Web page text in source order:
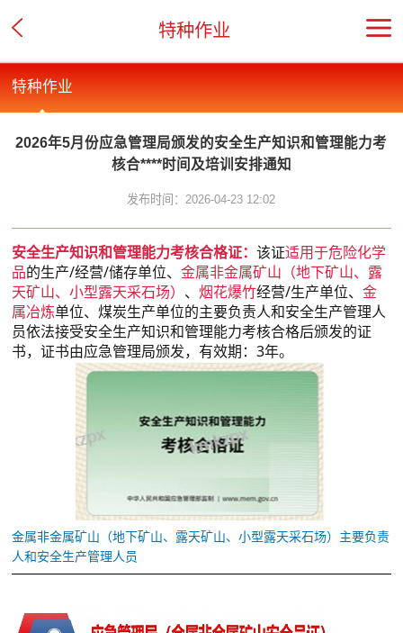
特种作业
特种作业
2026年5月份应急管理局颁发的安全生产知识和管理能力考
核合****时间及培训安排通知
发布时间：2026-04-23 12:02
安全生产知识和管理能力考核合格证：该证适用于危险化学
品的生产/经营/储存单位、金属非金属矿山（地下矿山、露
天矿山、小型露天采石场） 、烟花爆竹经营/生产单位、金
属冶炼单位、煤炭生产单位的主要负责人和安全生产管理人
员依法接受安全生产知识和管理能力考核合格后颁发的证
书，证书由应急管理局颁发，有效期：3年。
金属非金属矿山（地下矿山、露天矿山、小型露天采石场）主要负责
人和安全生产管理人员